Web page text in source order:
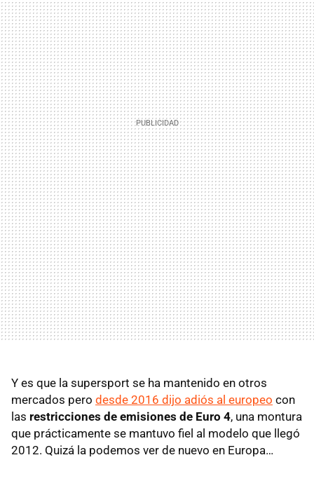
Y es que la supersport se ha mantenido en otros
mercados pero desde 2016 dijo adiós al europeo con
las restricciones de emisiones de Euro 4, una montura
que prácticamente se mantuvo fiel al modelo que llegó
2012. Quizá la podemos ver de nuevo en Europa…